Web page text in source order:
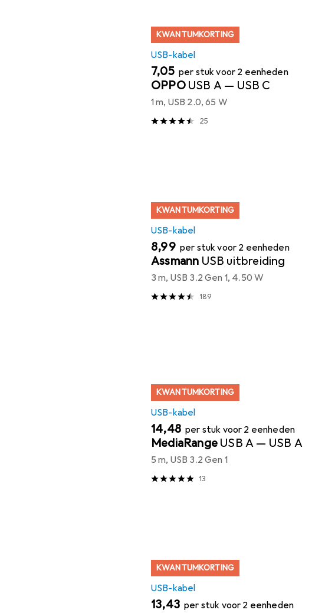
KWANTUMKORTING
USB-kabel
EUR
7,05 per stuk voor 2 eenheden
OPPO USB A — USB C
1 m, USB 2.0, 65 W
25
KWANTUMKORTING
USB-kabel
EUR
8,99 per stuk voor 2 eenheden
Assmann USB uitbreiding
3 m, USB 3.2 Gen 1, 4.50 W
189
KWANTUMKORTING
USB-kabel
EUR
14,48 per stuk voor 2 eenheden
MediaRange USB A — USB A
5 m, USB 3.2 Gen 1
13
KWANTUMKORTING
USB-kabel
EUR
13,43 per stuk voor 2 eenheden